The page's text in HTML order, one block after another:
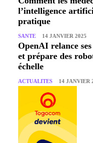
l’intelligence
pratique
SANTE 14 JANVIER 2025
OpenAI relance
et prépare des
échelle
ACTUALITES 14 JANVIER